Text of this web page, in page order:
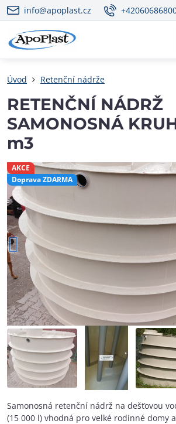
info@apoplast.cz
AKCE
Doprava ZDARMA
Úvod Retenční nádrže
RETENČNÍ NÁDRŽ
SAMONOSNÁ
m3
Samonosná retenční nádrž na dešťovou
(15 000 l) vhodná pro velké rodinné domy